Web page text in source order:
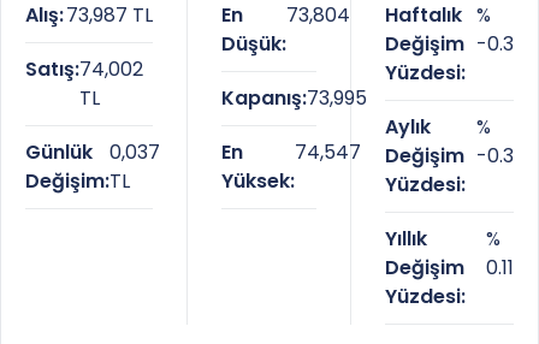
Alış:73,987 TL
Satış:74,002
TL
Günlük
Değişim:
0,037
TL
En
Düşük:
73,804
Kapanış:73,995
En
Yüksek:
74,547
Haftalık
Değişim
Yüzdesi:
%
-0.3
Aylık
Değişim
Yüzdesi:
%
-0.3
Yıllık
Değişim
Yüzdesi:
%
0.11